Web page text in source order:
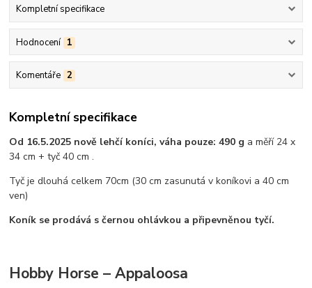
Kompletní specifikace
Hodnocení 1
Komentáře 2
Kompletní specifikace
Od 16.5.2025 nově lehčí koníci, váha pouze: 490 g a měří 24 x
34 cm + tyč 40 cm .
Tyč je dlouhá celkem 70cm (30 cm zasunutá v koníkovi a 40 cm
ven)
Koník se prodává s černou ohlávkou a připevněnou tyčí.
Hobby Horse – Appaloosa